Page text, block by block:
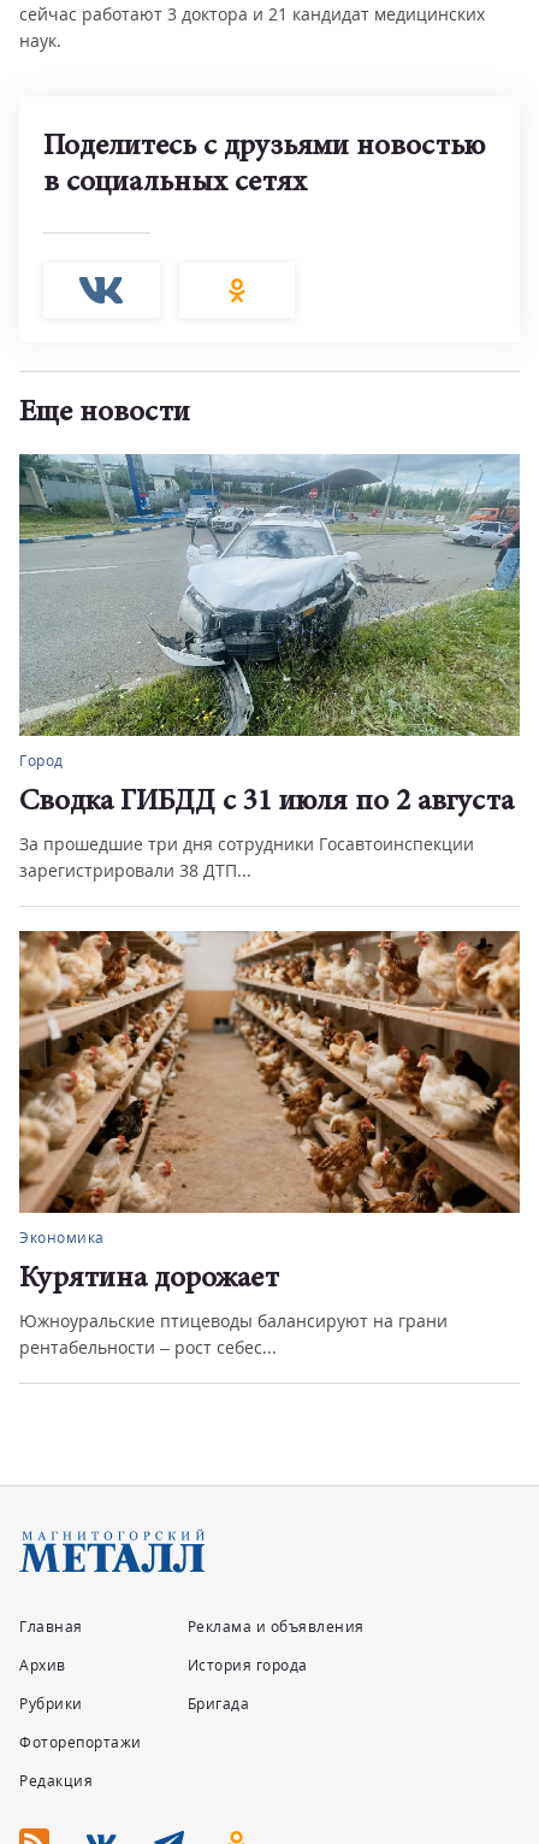
сейчас работают 3 доктора и 21 кандидат медицинских
наук.
Поделитесь с друзьями новостью
в социальных сетях
Еще новости
Город
Сводка ГИБДД с 31 июля по 2 августа
За прошедшие три дня сотрудники Госавтоинспекции
зарегистрировали 38 ДТП...
Экономика
Курятина дорожает
Южноуральские птицеводы балансируют на грани
рентабельности – рост себес...
Главная
Архив
Рубрики
Фоторепортажи
Редакция
Реклама и объявления
История города
Бригада